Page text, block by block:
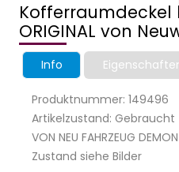
Kofferraumdeckel
ORIGINAL von
Info
Produktnummer: 149496
Artikelzustand: Gebraucht
VON NEU FAHRZEUG
Zustand siehe Bilder